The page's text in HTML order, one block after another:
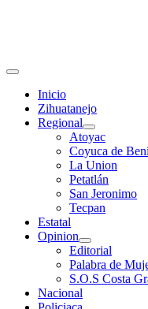
Primary
Inicio
Zihuatanejo
Regional
Atoyac
Coyuca de
La Union
Petatlán
San Jeronimo
Tecpan
Estatal
Opinion
Editorial
Palabra de
S.O.S Costa
Nacional